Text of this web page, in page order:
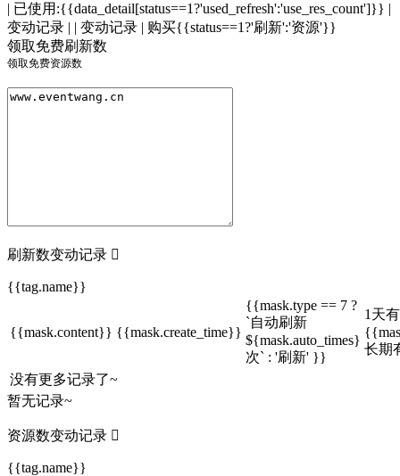
| 已使用:{{data_detail[status==1?'used_refresh':'use_res_count']}} |
变动记录 | | 变动记录 | 购买{{status==1?'刷新':'资源'}}
领取免费刷新数
领取免费资源数
刷新数变动记录 
{{tag.name}}
{{mask.content}} {{mask.create_time}}
{{mask.type == 7 ?
`自动刷新
${mask.auto_times}
次` : '刷新' }}
1天
长期
没有更多记录了~
暂无记录~
资源数变动记录 
{{tag.name}}